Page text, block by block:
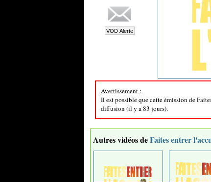
Avertissement :
Il est possible que cette émission de
diffusion (il y a 83 jours).
Autres vidéos deFaites entrer